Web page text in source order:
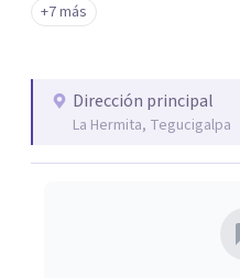
+7 más
Dirección principal
La Hermita, Tegucigalpa